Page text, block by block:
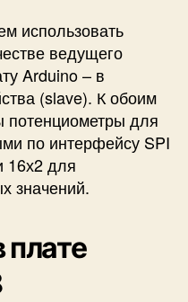
l
)
использовать
ведущего
Arduino – в
(slave). К обоим
потенциометры для
по интерфейсу SPI
16х2 для
значений.
плате